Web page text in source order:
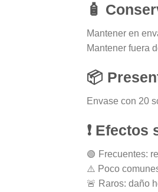
🧴
Mantener en
Mantener fuera
📦
Envase con 20
❗ Efectos
🟢 Frecuentes:
⚠️ Poco
🚨 Raros: daño